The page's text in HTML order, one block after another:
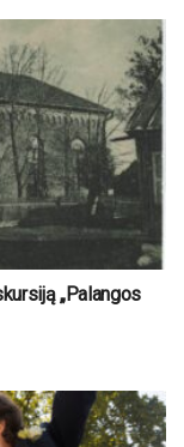
„Palangos